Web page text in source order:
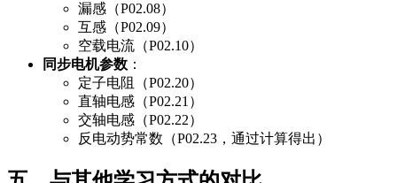
漏感（P02.08）
互感（P02.09）
空载电流（P02.10）
同步电机参数 ：
定子电阻（P02.20）
直轴电感（P02.21）
交轴电感（P02.22）
反电动势常数（P02.23，通过计算得出）